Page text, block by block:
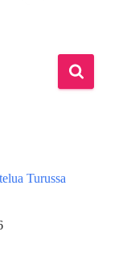
Turussa